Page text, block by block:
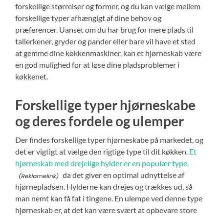
forskellige størrelser og former, og du kan vælge mellem
forskellige typer afhængigt af dine behov og
præferencer. Uanset om du har brug for mere plads til
tallerkener, gryder og pander eller bare vil have et sted
at gemme dine køkkenmaskiner, kan et hjørneskab være
en god mulighed for at løse dine pladsproblemer i
køkkenet.
Forskellige typer hjørneskabe
og deres fordele og ulemper
Der findes forskellige typer hjørneskabe på markedet, og
det er vigtigt at vælge den rigtige type til dit køkken. Et
hjørneskab med drejelige hylder er en populær type,
da det giver en optimal udnyttelse af
hjørnepladsen. Hylderne kan drejes og trækkes ud, så
man nemt kan få fat i tingene. En ulempe ved denne type
hjørneskab er, at det kan være svært at opbevare store